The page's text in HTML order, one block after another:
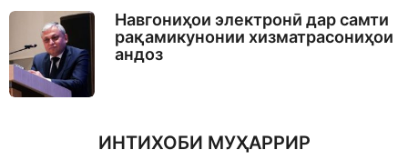
Навгониҳои электронӣ дар самти
рақамикунонии хизматрасониҳои
андоз
ИНТИХОБИ МУҲАРРИР